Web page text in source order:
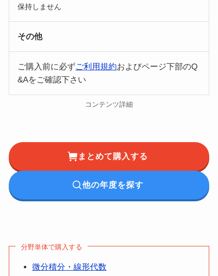
保持しません
その他
ご購入前に必ずご利用規約およびページ下部のQ
&Aをご確認下さい
コンテンツ詳細
まとめて購入する
他の年度を探す
分野単体で購入する
微分積分・線形代数